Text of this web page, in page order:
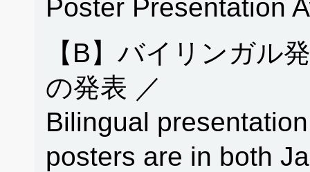
Poster Presentation
【B】バイリンガル
の発表 ／
Bilingual
posters are in both